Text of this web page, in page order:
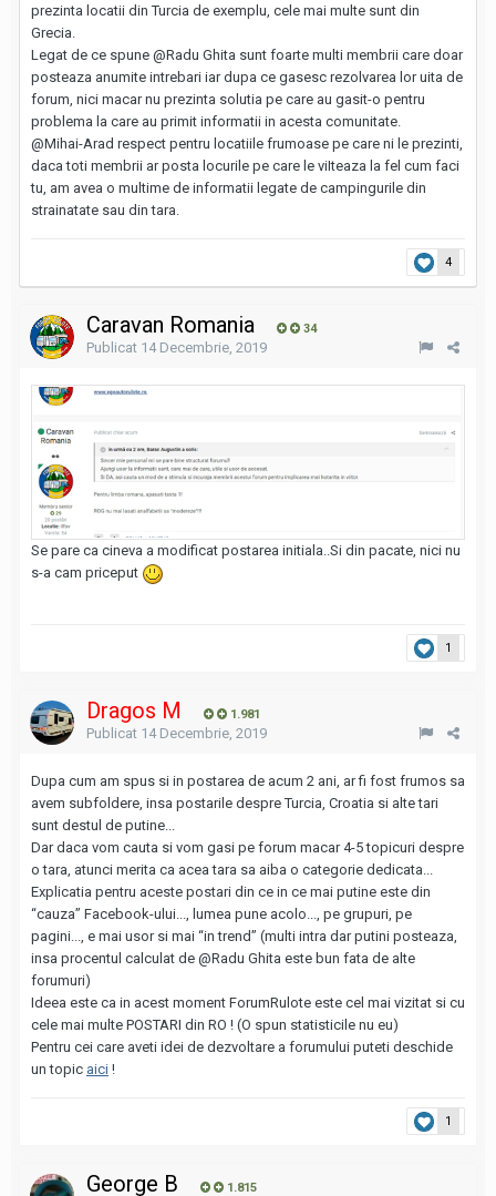
prezinta locatii din Turcia de exemplu, cele mai multe sunt din
Grecia.
Legat de ce spune @Radu Ghita sunt foarte multi membrii care doar
posteaza anumite intrebari iar dupa ce gasesc rezolvarea lor uita de
forum, nici macar nu prezinta solutia pe care au gasit-o pentru
problema la care au primit informatii in acesta comunitate.
@Mihai-Arad respect pentru locatiile frumoase pe care ni le prezinti,
daca toti membrii ar posta locurile pe care le viIteaza la fel cum faci
tu, am avea o multime de informatii legate de campingurile din
strainatate sau din tara.
4
Caravan Romania 34
Publicat 14 Decembrie, 2019
Se pare ca cineva a modificat postarea initiala..Si din pacate, nici nu
s-a cam priceput
1
Dragos M 1.981
Publicat 14 Decembrie, 2019
Dupa cum am spus si in postarea de acum 2 ani, ar fi fost frumos sa
avem subfoldere, insa postarile despre Turcia, Croatia si alte tari
sunt destul de putine...
Dar daca vom cauta si vom gasi pe forum macar 4-5 topicuri despre
o tara, atunci merita ca acea tara sa aiba o categorie dedicata...
Explicatia pentru aceste postari din ce in ce mai putine este din
“cauza” Facebook-ului..., lumea pune acolo..., pe grupuri, pe
pagini..., e mai usor si mai “in trend” (multi intra dar putini posteaza,
insa procentul calculat de @Radu Ghita este bun fata de alte
forumuri)
Ideea este ca in acest moment ForumRulote este cel mai vizitat si cu
cele mai multe POSTARI din RO ! (O spun statisticile nu eu)
Pentru cei care aveti idei de dezvoltare a forumului puteti deschide
un topic aici !
1
George B 1.815